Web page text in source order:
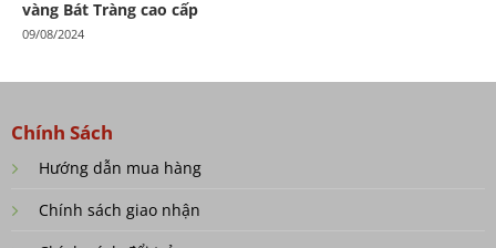
vàng Bát Tràng cao cấp
09/08/2024
Chính Sách
Hướng dẫn mua hàng
Chính sách giao nhận